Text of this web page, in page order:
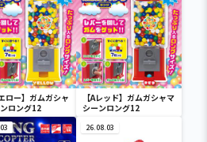
ロー】ガムガシャ
ロング12
【Aレッド】ガムガシャマ
シーンロング12
26.08.03